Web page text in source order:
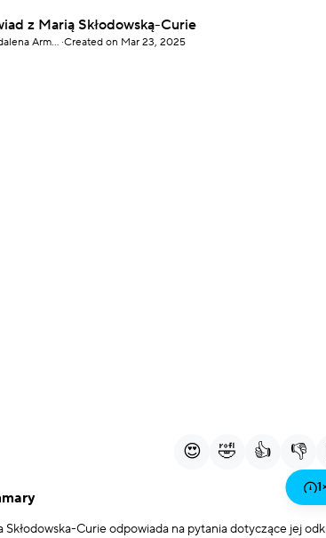
z Marią Skłodowską-Curie
Magdalena Armada ·Created on Mar 23, 2025
1
😍 🤣 👍 👎
Skłodowska-Curie odpowiada na pytania dotyczące jej